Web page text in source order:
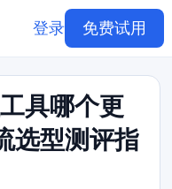
登录 免费试用
具哪个更
选型测评指